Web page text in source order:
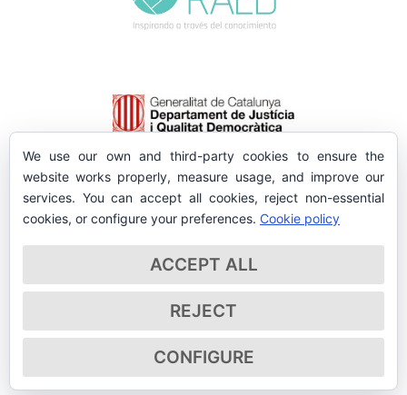
We use our own and third-party cookies to ensure the
website works properly, measure usage, and improve our
services. You can accept all cookies, reject non-essential
cookies, or configure your preferences. Cookie policy
ACCEPT ALL
REJECT
CONFIGURE